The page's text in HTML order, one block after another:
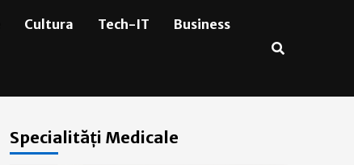
Cultura Tech-IT Business
Specialități Medicale